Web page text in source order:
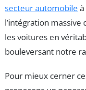
secteur automobile
l’intégration massive
les voitures en
bouleversant notre
Pour mieux cerner